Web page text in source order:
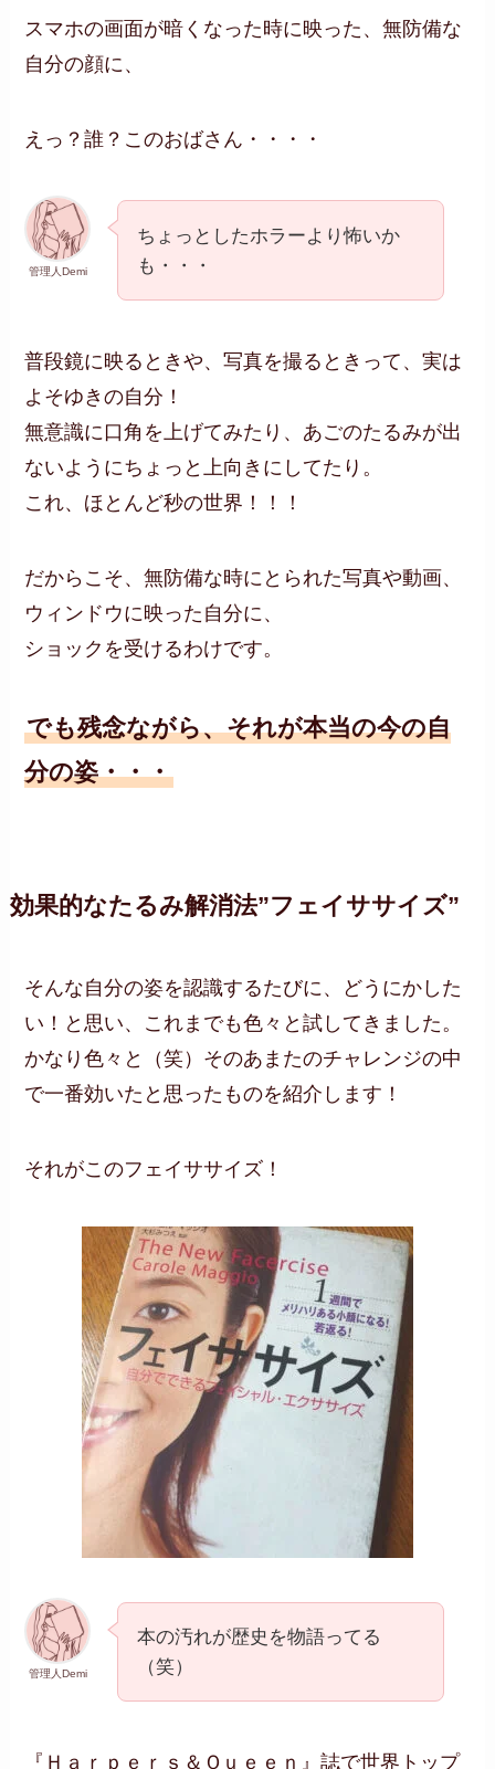
スマホの画面が暗くなった時に映った、無防備な
自分の顔に、
えっ？誰？このおばさん・・・・
管理人Demi
ちょっとしたホラーより怖いか
も・・・
普段鏡に映るときや、写真を撮るときって、実は
よそゆきの自分！
無意識に口角を上げてみたり、あごのたるみが出
ないようにちょっと上向きにしてたり。
これ、ほとんど秒の世界！！！
だからこそ、無防備な時にとられた写真や動画、
ウィンドウに映った自分に、
ショックを受けるわけです。
でも残念ながら、それが本当の今の自
分の姿・・・
効果的なたるみ解消法”フェイササイズ”
そんな自分の姿を認識するたびに、どうにかした
い！と思い、これまでも色々と試してきました。
かなり色々と（笑）そのあまたのチャレンジの中
で一番効いたと思ったものを紹介します！
それがこのフェイササイズ！
管理人Demi
本の汚れが歴史を物語ってる
（笑）
『Ｈａｒｐｅｒｓ＆Ｑｕｅｅｎ』誌で世界トップ